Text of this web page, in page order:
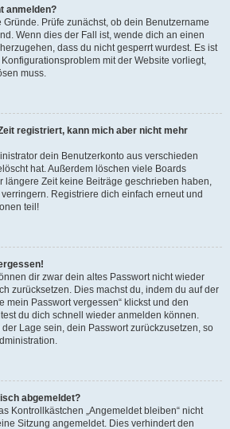
anmelden?
Prüfe zunächst, ob dein Benutzername
Wenn dies der Fall ist, wende dich an einen
dass du nicht gesperrt wurdest. Es ist
mit der Website vorliegt,
muss.
registriert, kann mich aber nicht mehr
dein Benutzerkonto aus verschieden
hat. Außerdem löschen viele Boards
längere Zeit keine Beiträge geschrieben haben,
Registriere dich einfach erneut und
teil!
dir zwar dein altes Passwort nicht wieder
zurücksetzen. Dies machst du, indem du auf der
mein Passwort vergessen“ klickst und den
du dich schnell wieder anmelden können.
Lage sein, dein Passwort zurückzusetzen, so
abgemeldet?
Kontrollkästchen „Angemeldet bleiben“ nicht
Sitzung angemeldet. Dies verhindert den